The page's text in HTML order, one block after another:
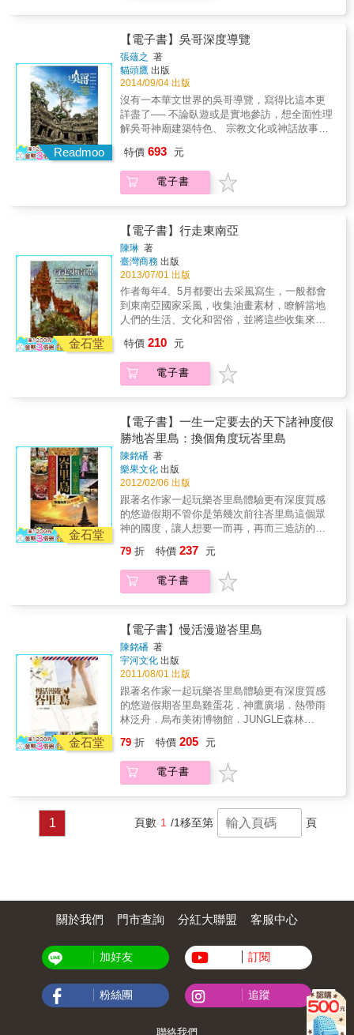
海島、海灘度假和想體驗大自然原始風貌的讀
者別擔心，本書深入幾個柬埔寨十分受歡迎的
海灘，提供不一樣的旅遊視角。
旅店以生態永續、療癒修心、人文觀照、親子
擇這一趟放鬆之旅的漫遊住所。就算哪裡都不
去，用1/2的時間享受住所周遭清新翠綠的山、
浩瀚碧藍的海所帶來的自然魔力。除了自然萬
物，每一間飯店本身也充滿了趣味與無為而為
的療癒效果。 從伴隨晨起的蟲鳴，到夜晚仰望
星空入睡，在旅途中展開一次次與自我心靈的
深度對話。 本書特色 峇里島設計旅店+：旅店
峇里島！書內並附旅店詳細地址及住宿資訊，
方便實際使用。 峇里島在地體驗+：從獨特的
旅人角度提供在地觀點+私房景點，獨享峇里島
透過旅人的挖掘找尋、人文觀察和實地尋訪好
玩之處。
Readmoo
【電子書】吳哥深度導覽
張蘊之 著
貓頭鷹 出版
2014/09/04 出版
沒有一本華文世界的吳哥導覽，寫得比這本更
詳盡了── 不論臥遊或是實地參訪，想全面性理
解吳哥神廟建築特色、 宗教文化或神話故事，
海中浮現的，大概就是古蹟、廢墟、印度教神
話石雕以及塔、塔、塔，很多的塔。也或許是
這樣的刻板印象，所以在華文的譯名，通常加
印度的神祇，實際上是國王或貴族的陵寢。吳
哥的神廟雖然富有濃厚的印度色彩，建築形式
卻是原生於高棉的，且其建築的式樣與裝飾元
素，還對後來崛起的暹（泰國）產生深遠的影
響。 吳哥留給世間的，不僅是宗教建築的遺
跡，更是東南亞文明在國際舞台上繁盛一時的
重要證據，它驚人的建造水準與藝術成就，在
在顯示了高棉民族優異的創造天賦，唯有足夠
強大的國力，才能產生如此精緻優雅的文明。
柬埔寨脫離法國殖民獨立後，因為國家無法負
擔龐大的維護成本，只能任其自生自滅。直至
一九九二年，吳哥遺跡被聯合國教科文組織納
入世界文化遺產，才由聯合國組織了國際團
隊，在吳哥進行著長期的維護計畫。所以我們
今日見到的吳哥，在其沉穩的外表下，是各國
精英群策群力共同保存的人類瑰寶。 如果你不
想走馬看花遊吳哥，如果你想沉浸在吳哥的神
話世界，如果你只能帶一本旅遊書，或是僅想
在家臥遊，都只要看這本就夠了！ 本書特色：
1. 台灣特派團隊實地走訪全區四十八個大小景
點，依照最新國際權威研究報告進行正名 貓頭
哥，大至遊客必遊景點，小至冷門到連探訪都
可能迷路的小廟，一磚一瓦都仔細走訪勘查，
並依據柬文發音與詞義，重新考證景點名稱。
多幅精采照片，完整呈現吳哥各寺廟的宏偉建
築，並針對重點寺廟裡，精采雕像的神話傳說
例如：乳海攪拌、羅摩衍那、摩訶婆羅多等神
話故事；或是建築賞析與故事，包括不同時期
的建築風格、門楣風格、特徵與代表寺廟，還
有建築物本身象徵與改建等過程，乃至建築師
等，一一詳析解說。此外，更以五十一張平面
導覽圖，清楚標示寺廟必看景點及各經典長廊
壁畫的相對位置，保證不迷路，菁華一次就看
並貼心提供每座建築的推薦指數與參觀時間 隨
書附有吳哥第三層迴廊壁畫解說書衣海報，此
外內文還有詳盡的旅遊規畫、行程建議，包括
每座建築的推薦指數，以及建議參觀時間等等
資訊，帶上這本，就好像帶了隨身文化導遊，
保證精采、絕不白遊吳哥！
特價 693 元
電子書
金石堂
【電子書】行走東南亞
陳琳 著
臺灣商務 出版
2013/07/01 出版
作者每年4、5月都要出去采風寫生，一般都會
到東南亞國家采風，收集油畫素材，瞭解當地
人們的生活、文化和習俗，並將這些收集來的
能幫助記憶，一開始只是把采風中所遇之事和
詳細過程記錄下來，便於在油畫創作中不至於
將某些細節搞錯。而他這幾年行走在寮國的各
獲得很多的故事和繪畫作品，幾千幅鋼筆素描
就是作者創作的源泉。他行走東南亞，就這樣
一路寫寫畫畫，回來再加工創作，竟然完成了
此十幾萬字的遊記。
特價 210 元
電子書
金石堂
【電子書】一生一定要去的天下諸神度假
勝地峇里島：換個角度玩峇里島
陳銘磻 著
樂果文化 出版
2012/02/06 出版
跟著名作家一起玩樂峇里島體驗更有深度質感
的悠遊假期不管你是第幾次前往峇里島這個眾
神的國度，讓人想要一而再，再而三造訪的地
民、精緻多元的美食、SPA、休閒住宿的天
堂。峇里島像天堂一樣，值得第一次造訪的
人、多次旅遊的玩家每來一次一次驚嘆!玩一次
林泛舟˙烏布美術博物館˙JUNGLE森林SPA˙烏
布傳統市場˙舊日皇居˙蘭夢島的海上風光˙蘭夢
島村落奇˙VILLA的閒居生活˙塔那羅海神廟˙小婆
羅浮圖軍事博物館˙金兔黃金咖啡製造店˙精油製
造店˙KUTA洋人街˙海邊浪情晚餐˙峇隆舞─巴隆
與蘭達的善惡舞劇˙衝浪小子年輕導遊彭克洛等
待你來體驗、感動
79 折 特價 237 元
電子書
金石堂
【電子書】慢活漫遊峇里島
陳銘磻 著
宇河文化 出版
2011/08/01 出版
跟著名作家一起玩樂峇里島體驗更有深度質感
的悠遊假期峇里島雞蛋花．神鷹廣場．熱帶雨
林泛舟．烏布美術博物館．JUNGLE森林
上風光．蘭夢島村落奇．VILLA的閒居生活．塔
那羅海神廟．小婆羅浮圖軍事博物館．金兔黃
金咖啡製造店．精油製造店．KUTA洋人街．海
好比一篇悠閒雅緻的小品文，裡面描繪和敘述
無數燦然和使人眩目的青春情事！每當憶起這
79 折 特價 205 元
電子書
1 頁數 1 /1移至第 頁
關於我們 門市查詢 分紅大聯盟 客服中心
加好友 訂閱
粉絲團 追蹤
聯絡我們